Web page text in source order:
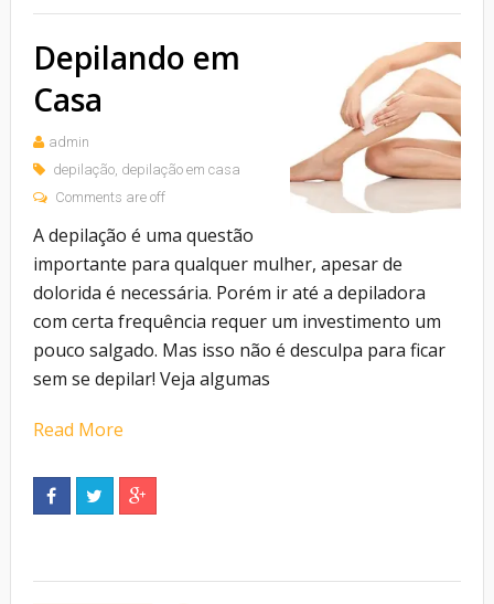
Depilando em
Casa
admin
depilação, depilação em casa
Comments are off
A depilação é uma questão
importante para qualquer mulher, apesar de
dolorida é necessária. Porém ir até a depiladora
com certa frequência requer um investimento um
pouco salgado. Mas isso não é desculpa para ficar
sem se depilar! Veja algumas
Read More